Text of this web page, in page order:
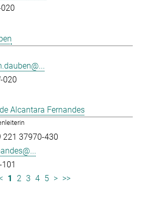
020
Alcantara Fernandes
221 37970-430
101
1 2 3 4 5 > >>